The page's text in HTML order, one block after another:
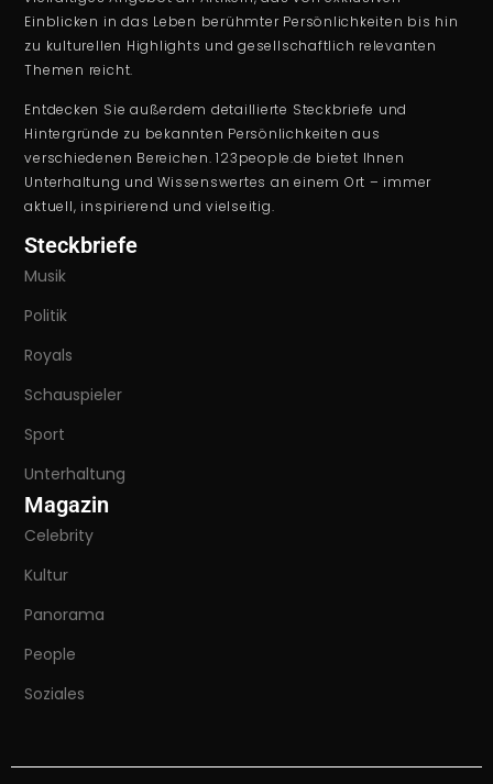
Einblicken in das Leben berühmter Persönlichkeiten bis hin
zu kulturellen Highlights und gesellschaftlich relevanten
Themen reicht.
Entdecken Sie außerdem detaillierte Steckbriefe und
Hintergründe zu bekannten Persönlichkeiten aus
verschiedenen Bereichen. 123people.de bietet Ihnen
Unterhaltung und Wissenswertes an einem Ort – immer
aktuell, inspirierend und vielseitig.
Steckbriefe
Musik
Politik
Royals
Schauspieler
Sport
Unterhaltung
Magazin
Celebrity
Kultur
Panorama
People
Soziales